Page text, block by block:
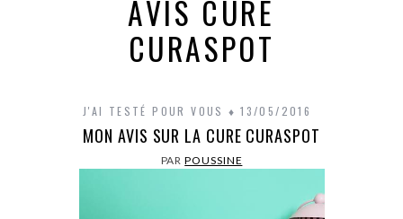
AVIS CURE
CURASPOT
J'AI TESTÉ POUR VOUS 13/05/2016
MON AVIS SUR LA CURE CURASPOT
PARPOUSSINE